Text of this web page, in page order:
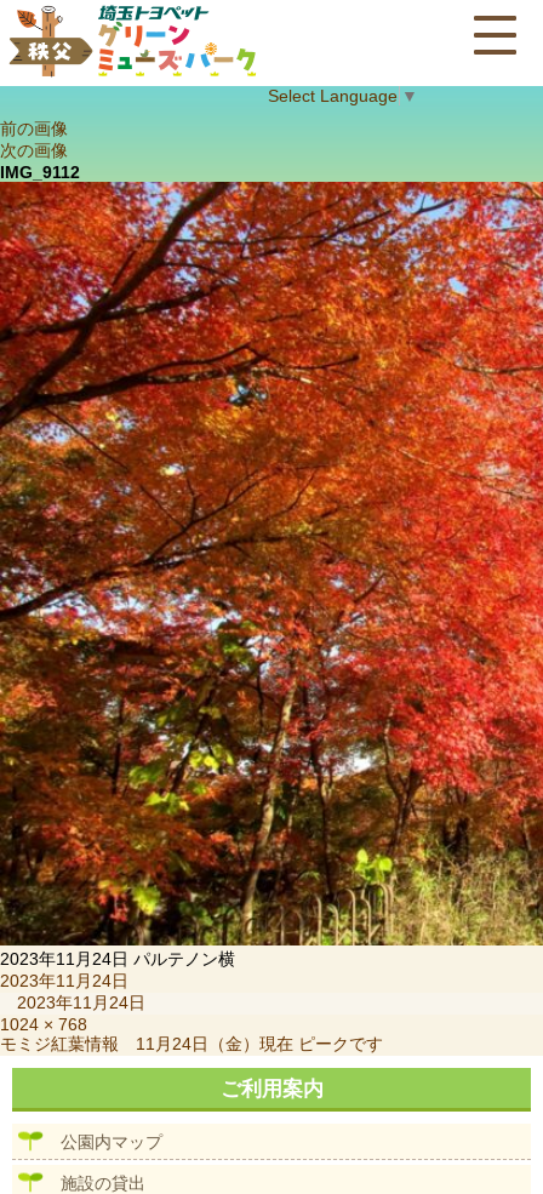
Select Language ▼
前の画像
次の画像
IMG_9112
2023年11月24日 パルテノン横
投
日:
2023年11月24日
2023年11月24日
フ
ル
サ
ズ
1024 × 768
投
稿
ビ
モミジ紅葉情報 11月24日（金）現在 ピークです
ご利用案内
公園内マップ
施設の貸出